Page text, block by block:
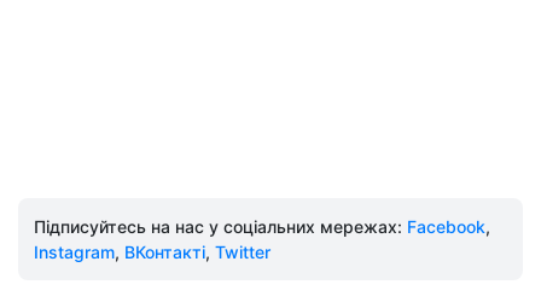
Підписуйтесь на нас у соціальних мережах: Facebook,
Instagram, ВКонтакті, Twitter